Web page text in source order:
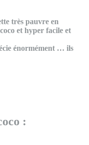
très pauvre en
et hyper facile et
énormément … ils
: